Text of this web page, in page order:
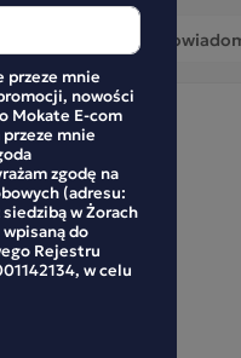
przeze mnie
nowości
Mokate E-com
mnie
zgodę na
(adresu:
w Żorach
do
Rejestru
w celu